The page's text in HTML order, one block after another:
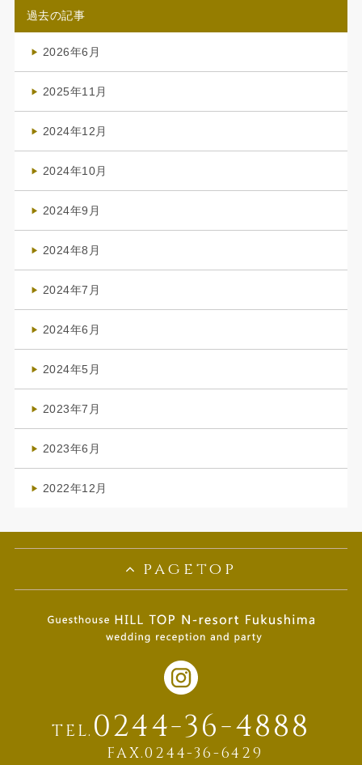
過去の記事
2026年6月
2025年11月
2024年12月
2024年10月
2024年9月
2024年8月
2024年7月
2024年6月
2024年5月
2023年7月
2023年6月
2022年12月
pagetop
TEL. 0244-36-4888
FAX.0244-36-6429